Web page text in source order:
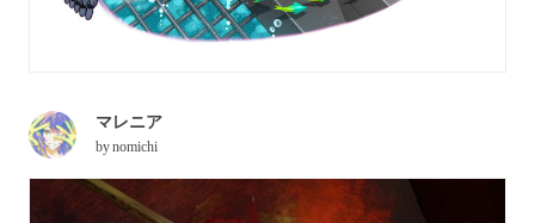
マレニア
bynomichi